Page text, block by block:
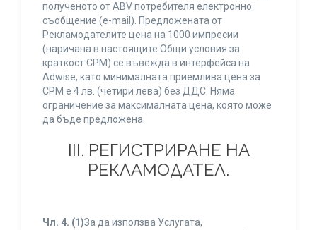
полученото от ABV потребителя електронно
съобщение (e-mail). Предложената от
Рекламодателите цена на 1000 импресии
(наричана в настоящите Общи условия за
краткост CPM) се въвежда в интерфейса на
Adwise, като минималната приемлива цена за
CPM е 4 лв. (четири лева) без ДДС. Няма
ограничение за максималната цена, която може
да бъде предложена.
ІІІ. РЕГИСТРИРАНЕ НА
РЕКЛАМОДАТЕЛ.
Чл. 4. (1)За да използва Услугата,